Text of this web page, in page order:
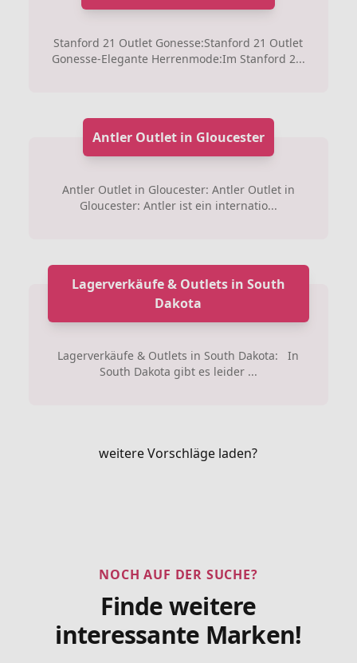
Stanford 21 Outlet Gonesse:Stanford 21 Outlet
Gonesse-Elegante Herrenmode:Im Stanford 2...
Antler Outlet in Gloucester
Antler Outlet in Gloucester: Antler Outlet in
Gloucester: Antler ist ein internatio...
Lagerverkäufe & Outlets in South
Dakota
Lagerverkäufe & Outlets in South Dakota: In
South Dakota gibt es leider ...
weitere Vorschläge laden?
NOCH AUF DER SUCHE?
Finde weitere
interessante Marken!